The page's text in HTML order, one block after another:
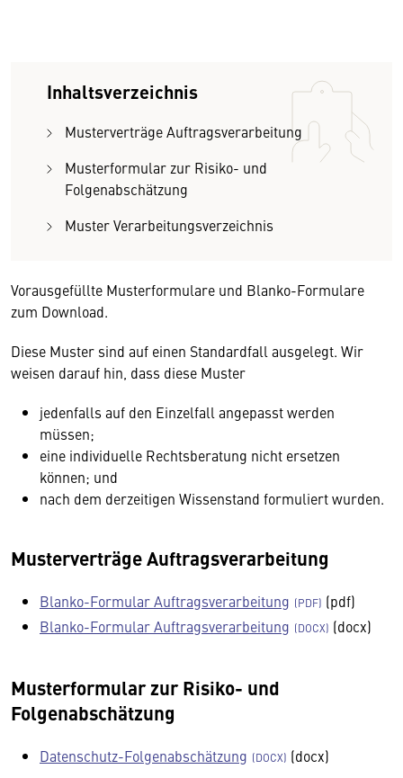
Inhaltsverzeichnis
Musterverträge Auftragsverarbeitung
Musterformular zur Risiko- und
Folgenabschätzung
Muster Verarbeitungsverzeichnis
Vorausgefüllte Musterformulare und Blanko-Formulare
zum Download.
Diese Muster sind auf einen Standardfall ausgelegt. Wir
weisen darauf hin, dass diese Muster
jedenfalls auf den Einzelfall angepasst werden
müssen;
eine individuelle Rechtsberatung nicht ersetzen
können; und
nach dem derzeitigen Wissenstand formuliert wurden.
Musterverträge Auftragsverarbeitung
Blanko-Formular Auftragsverarbeitung
(pdf)
Blanko-Formular Auftragsverarbeitung
(docx)
Musterformular zur Risiko- und
Folgenabschätzung
Datenschutz-Folgenabschätzung (docx)